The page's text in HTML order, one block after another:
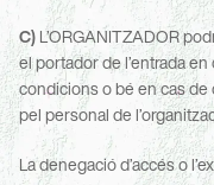
C) L’ORGANITZADOR
el portador de l’entrada
condicions o bé en cas
pel personal de
La denegació d’accés o